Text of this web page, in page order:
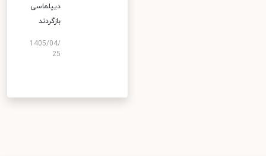
دیپلماسی
بازگردند
1405/04/
25